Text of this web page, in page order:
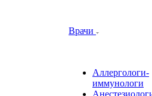
Врачи
Аллергологи-
иммунологи